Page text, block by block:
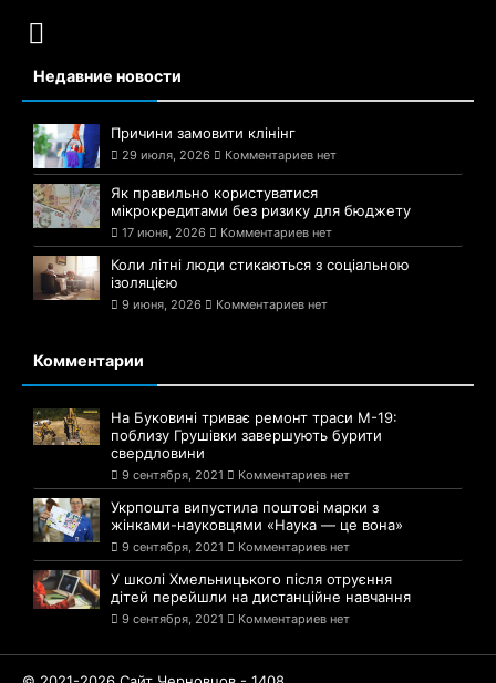
Недавние новости
Причини замовити клінінг
29 июля, 2026 Комментариев нет
Як правильно користуватися
мікрокредитами без ризику для бюджету
17 июня, 2026 Комментариев нет
Коли літні люди стикаються з соціальною
ізоляцією
9 июня, 2026 Комментариев нет
Комментарии
На Буковині триває ремонт траси М-19:
поблизу Грушівки завершують бурити
свердловини
9 сентября, 2021 Комментариев нет
Укрпошта випустила поштові марки з
жінками-науковцями «Наука — це вона»
9 сентября, 2021 Комментариев нет
У школі Хмельницького після отруєння
дітей перейшли на дистанційне навчання
9 сентября, 2021 Комментариев нет